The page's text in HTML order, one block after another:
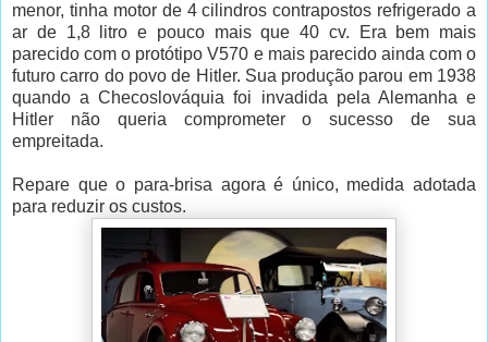
menor, tinha motor de 4 cilindros contrapostos refrigerado a
ar de 1,8 litro e pouco mais que 40 cv. Era bem mais
parecido com o protótipo V570 e mais parecido ainda com o
futuro carro do povo de Hitler. Sua produção parou em 1938
quando a Checoslováquia foi invadida pela Alemanha e
Hitler não queria comprometer o sucesso de sua
empreitada.
Repare que o para-brisa agora é único, medida adotada
para reduzir os custos.